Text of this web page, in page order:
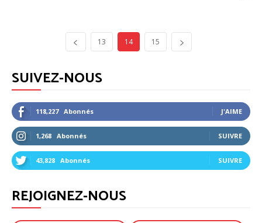
13 14 15
SUIVEZ-NOUS
118,227 Abonnés J'AIME
1,268 Abonnés SUIVRE
43,828 Abonnés SUIVRE
REJOIGNEZ-NOUS